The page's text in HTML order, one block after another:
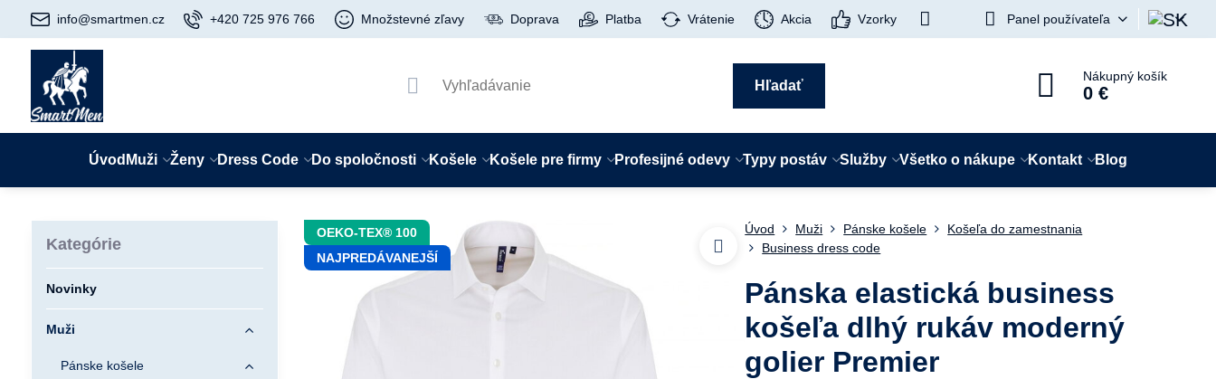
info@smartmen.cz +420 725 976 766 Množstevné zľavy Doprava Platba Vrátenie Akcia Vzorky Panel používateľa
Hľadať
Nákupný košík
0 €
Úvod Muži Ženy Dress Code Do spoločnosti Košele Košele pre firmy Profesijné odevy Typy postáv Služby Všetko o nákupe Kontakt Blog
OEKO-TEX® 100
NAJPREDÁVANEJŠÍ
Úvod Muži Pánske košele
Košeľa do zamestnania
Business dress code
Pánska elastická business
košeľa dlhý rukáv moderný
golier Premier
Kategórie
Novinky
Muži
Pánske košele